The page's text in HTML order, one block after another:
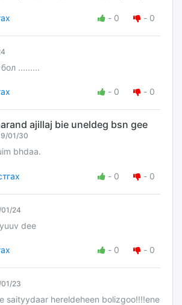
- 0 - 0
.........
- 0 - 0
ajillaj bie uneldeg bsn gee
01/30
bhdaa.
- 0 - 0
24
dee
- 0 - 0
23
saityydaar hereldeheen bolizgoo!!!!ene